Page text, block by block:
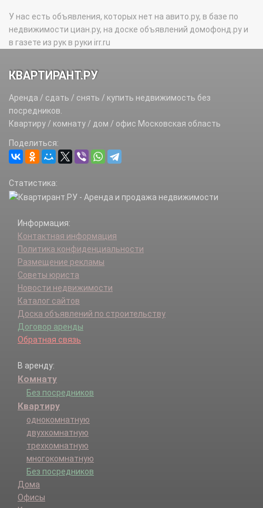
У нас есть объявления, которых нет на авито.ру, в базе по
недвижимости циан.ру, на доске объявлений домофонд.ру и
в газете из рук в руки irr.ru
КВАРТИРАНТ.РУ
Аренда / сдать / снять / купить недвижимость без
посредников.
Квартиру / комнату / дом / офис Московская область
Поделиться:
Статистика:
Информация:
Контактная информация
Политика конфиденциальности
Размещение рекламы
Советы юриста
Новости недвижимости
Каталог сайтов
Доска объявлений по строительству
Договор аренды
Обратная связь
В аренду:
Комнату
Без посредников
Квартиру
однокомнатную
двухкомнатную
трехкомнатную
многокомнатную
Без посредников
Дома
Офисы